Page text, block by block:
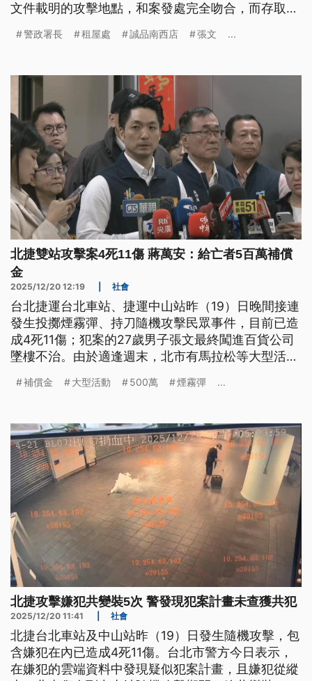
文件載明的攻擊地點，和案發處完全吻合，而存取的
研判是個人隨機殺人案件，警政署長張榮興表示，初
警政署長 租屋處 誠品南西店 張文 ...
北捷雙站攻擊案4死11傷 蔣萬安：給亡者5百萬補償
金
2025/12/20 12:19 社會
台北捷運台北車站、捷運中山站昨（19）日晚間接連
發生投擲煙霧彈、持刀隨機攻擊民眾事件，目前已造
成4死11傷；犯案的27歲男子張文最終闖進百貨公司
墜樓不治。由於適逢週末，北市有馬拉松等大型活
應變措施。市長蔣萬安表示，針對這次事件，規劃每
補償金 大型活動 500萬 煙霧彈 ...
北捷攻擊嫌犯共變裝5次 警發現犯案計畫未查獲共犯
2025/12/20 11:41 社會
北捷台北車站及中山站昨（19）日發生隨機攻擊，包
含嫌犯在內已造成4死11傷。台北市警方今日表示，
在嫌犯的雲端資料中發現疑似犯案計畫，且嫌犯從縱